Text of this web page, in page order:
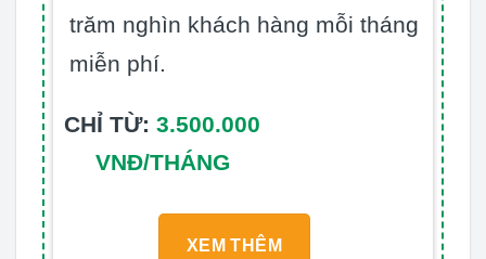
trăm nghìn khách hàng mỗi tháng
miễn phí.
CHỈ TỪ: 3.500.000
VNĐ/THÁNG
XEM THÊM